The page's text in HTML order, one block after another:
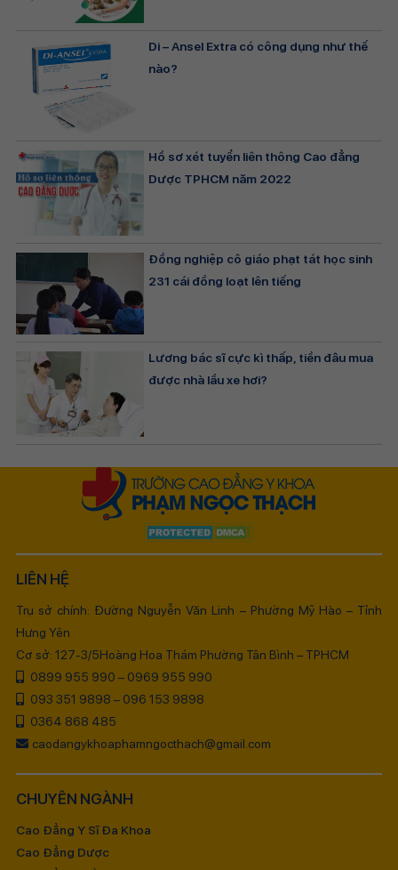
Di – Ansel Extra có công dụng như thế
nào?
Hồ sơ xét tuyển liên thông Cao đẳng
Dược TPHCM năm 2022
Đồng nghiệp cô giáo phạt tát học sinh
231 cái đồng loạt lên tiếng
Lương bác sĩ cực kì thấp, tiền đâu mua
được nhà lầu xe hơi?
LIÊN HỆ
Trụ sở chính: Đường Nguyễn Văn Linh – Phường Mỹ Hào – Tỉnh
Hưng Yên
Cơ sở: 127-3/5Hoàng Hoa Thám Phường Tân Bình – TPHCM
0899 955 990 – 0969 955 990
093 351 9898 – 096 153 9898
0364 868 485
caodangykhoaphamngocthach@gmail.com
CHUYÊN NGÀNH
Cao Đẳng Y Sĩ Đa Khoa
Cao Đẳng Dược